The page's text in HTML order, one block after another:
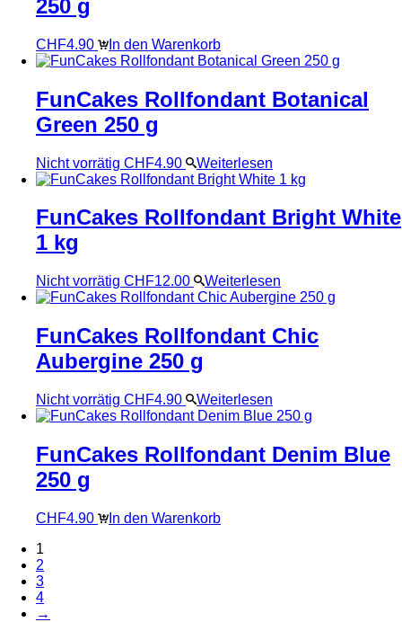
250 g
CHF4.90 In den Warenkorb
FunCakes Rollfondant Botanical
Green 250 g
Nicht vorrätig CHF4.90 Weiterlesen
FunCakes Rollfondant Bright White
1 kg
Nicht vorrätig CHF12.00 Weiterlesen
FunCakes Rollfondant Chic
Aubergine 250 g
Nicht vorrätig CHF4.90 Weiterlesen
FunCakes Rollfondant Denim Blue
250 g
CHF4.90
In den Warenkorb
1
2
3
4
→